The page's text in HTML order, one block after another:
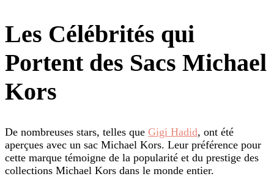
Les Célébrités qui
Portent des Sacs Michael
Kors
De nombreuses stars, telles que Gigi Hadid, ont été
aperçues avec un sac Michael Kors. Leur préférence pour
cette marque témoigne de la popularité et du prestige des
collections Michael Kors dans le monde entier.